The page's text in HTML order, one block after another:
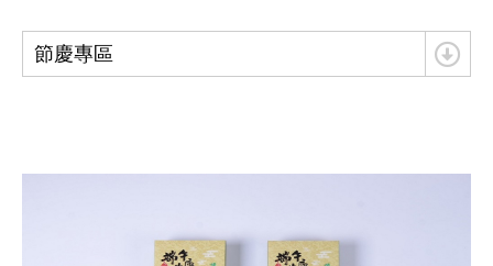
節慶專區